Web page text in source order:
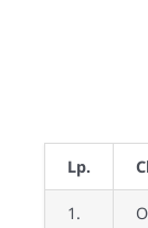
Lp.
1.